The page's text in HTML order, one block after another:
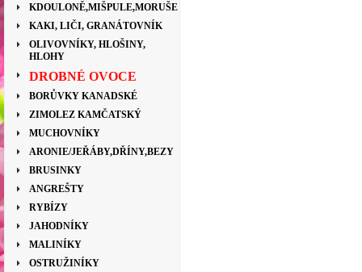
KDOULONĚ,MIŠPULE,MORUŠE
KAKI, LIČI, GRANÁTOVNÍK
OLIVOVNÍKY, HLOŠINY,
HLOHY
DROBNÉ OVOCE
BORŮVKY KANADSKÉ
ZIMOLEZ KAMČATSKÝ
MUCHOVNÍKY
ARONIE/JEŘÁBY,DŘÍNY,BEZY
BRUSINKY
ANGREŠTY
RYBÍZY
JAHODNÍKY
MALINÍKY
OSTRUŽINÍKY